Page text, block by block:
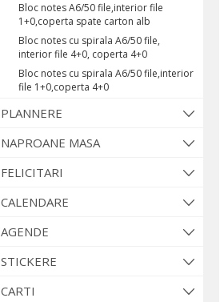
Bloc notes A6/50 file,interior file
1+0,coperta spate carton alb
Bloc notes cu spirala A6/50 file,
interior file 4+0, coperta 4+0
Bloc notes cu spirala A6/50 file,interior
file 1+0,coperta 4+0
PLANNERE
NAPROANE MASA
FELICITARI
CALENDARE
AGENDE
STICKERE
CARTI